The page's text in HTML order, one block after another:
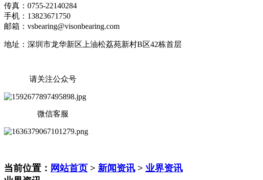
传真：0755-22140284
手机：13823671750
邮箱：vsbearing@visonbearing.com
地址：深圳市龙华新区上油松荔苑新村B区42栋首层
请关注公众号
微信客服
当前位置： 网站首页 > 新闻资讯 > 业界资讯